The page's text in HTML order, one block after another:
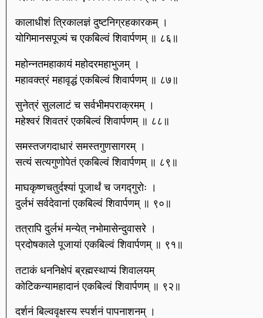
कालाधीशं त्रिकालज्ञं दुष्टनिग्रहकारकम् ।
योगिमानसपूज्यं च एकबिल्वं शिवार्पणम् ॥ ८६॥
महोन्नतमहाकायं महोदरमहाभुजम् ।
महावक्त्रं महावृद्धं एकबिल्वं शिवार्पणम् ॥ ८७॥
सुनेत्रं सुललाटं च सर्वभीमपराक्रमम् ।
महेश्वरं शिवतरं एकबिल्वं शिवार्पणम् ॥ ८८॥
समस्तजगदाधारं समस्तगुणसागरम् ।
सत्यं सत्यगुणोपेतं एकबिल्वं शिवार्पणम् ॥ ८९॥
माघकृष्णचतुर्दश्यां पूजार्थं च जगद्गुरोः ।
दुर्लभं सर्वदेवानां एकबिल्वं शिवार्पणम् ॥ ९०॥
तत्रापि दुर्लभं मन्येत् नभोमासेन्दुवासरे ।
प्रदोषकाले पूजायां एकबिल्वं शिवार्पणम् ॥ ९१॥
तटाकं धननिक्षेपं ब्रह्मस्थाप्यं शिवालयम्
कोटिकन्यामहादानं एकबिल्वं शिवार्पणम् ॥ ९२॥
दर्शनं बिल्ववृक्षस्य स्पर्शनं पापनाशनम् ।